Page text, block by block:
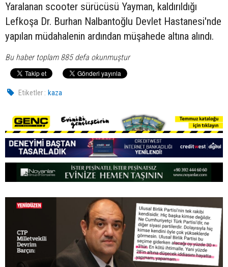
Yaralanan scooter sürücüsü Yayman, kaldırıldığı
Lefkoşa Dr. Burhan Nalbantoğlu Devlet Hastanesi'nde
yapılan müdahalenin ardından müşahede altına alındı.
Bu haber toplam 885 defa okunmuştur
Etiketler : kaza